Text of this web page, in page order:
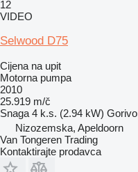
12
VIDEO
Selwood D75
Cijena na upit
Motorna pumpa
2010
25.919 m/č
Snaga 4 k.s. (2.94 kW) Gorivo
Nizozemska, Apeldoorn
Van Tongeren Trading
Kontaktirajte prodavca